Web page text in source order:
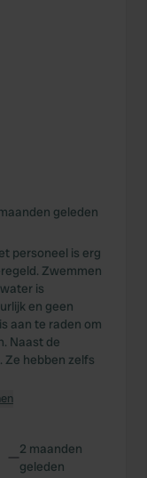
geleden
personeel is erg
Zwemmen
is
en geen
aan te raden om
Naast de
Ze hebben zelfs
—2 maanden
geleden